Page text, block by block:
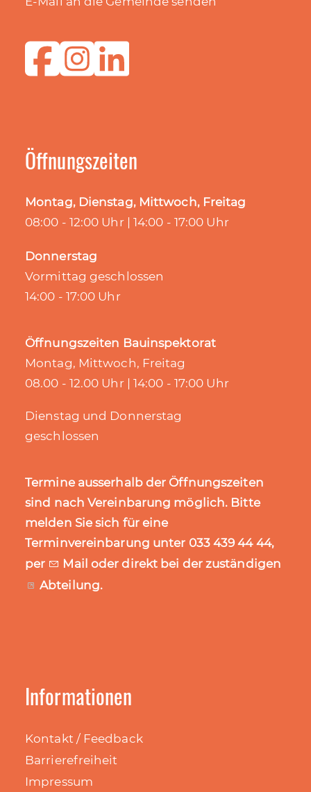
Öffnungszeiten
Montag, Dienstag, Mittwoch, Freitag
08:00 - 12:00 Uhr | 14:00 - 17:00 Uhr
Donnerstag
Vormittag geschlossen
14:00 - 17:00 Uhr
Öffnungszeiten Bauinspektorat
Montag, Mittwoch, Freitag
08.00 - 12.00 Uhr | 14:00 - 17:00 Uhr
Dienstag und Donnerstag
geschlossen
Termine ausserhalb der Öffnungszeiten
sind nach Vereinbarung möglich. Bitte
melden Sie sich für eine
Terminvereinbarung unter 033 439 44 44,
per
Mail oder direkt bei der zuständigen
Abteilung.
Informationen
Kontakt / Feedback
Barrierefreiheit
Impressum